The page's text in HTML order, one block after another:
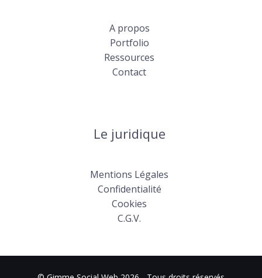
A propos
Portfolio
Ressources
Contact
Le juridique
Mentions Légales
Confidentialité
Cookies
C.G.V.